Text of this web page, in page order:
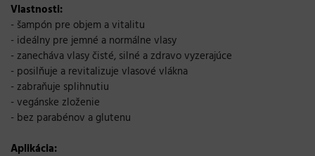
Vlastnosti:
- šampón pre objem a vitalitu
- ideálny pre jemné a normálne vlasy
- zanecháva vlasy čisté, silné a zdravo vyzerajúce
- posilňuje a revitalizuje vlasové vlákna
- zabraňuje splihnutiu
- vegánske zloženie
- bez parabénov a glutenu
Aplikácia: